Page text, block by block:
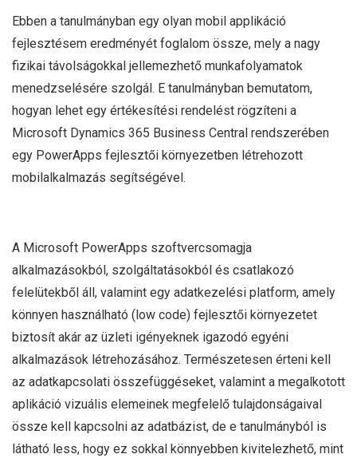
Ebben a tanulmányban egy olyan mobil applikáció
fejlesztésem eredményét foglalom össze, mely a nagy
fizikai távolságokkal jellemezhető munkafolyamatok
menedzselésére szolgál. E tanulmányban bemutatom,
hogyan lehet egy értékesítési rendelést rögzíteni a
Microsoft Dynamics 365 Business Central rendszerében
egy PowerApps fejlesztői környezetben létrehozott
mobilalkalmazás segítségével.
A Microsoft PowerApps szoftvercsomagja
alkalmazásokból, szolgáltatásokból és csatlakozó
felelütekből áll, valamint egy adatkezelési platform, amely
könnyen használható (low code) fejlesztői környezetet
biztosít akár az üzleti igényeknek igazodó egyéni
alkalmazások létrehozásához. Természetesen érteni kell
az adatkapcsolati összefüggéseket, valamint a megalkotott
aplikáció vizuális elemeinek megfelelő tulajdonságaival
össze kell kapcsolni az adatbázist, de e tanulmányból is
látható less, hogy ez sokkal könnyebben kivitelezhető, mint